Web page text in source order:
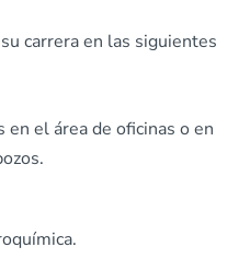
carrera en las siguientes
el área de oficinas o en